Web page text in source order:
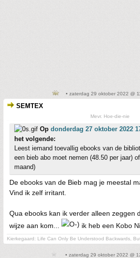
• zaterdag 29 oktober 2022 @
SEMTEX
Mevr. Hoe-die-nie
Op donderdag 27 oktober 2022
het volgende:
Leest iemand toevallig ebooks van de
een bieb abo moet nemen (48.50 per jaar)
maand)
De ebooks van de Bieb mag je meestal
Vind ik zelf irritant.
Qua ebooks kan ik verder alleen zeggen
wijze aan kom...
ik heb een Kobo
Kierkegaard: Life Can Only Be Understood Backwards,
• zaterdag 29 oktober 2022 @